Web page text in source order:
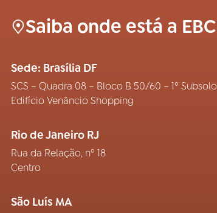
Saiba onde está a EBC
Sede: Brasília DF
SCS – Quadra 08 – Bloco B 50/60 – 1º Subsolo
Edifício Venâncio Shopping
Rio de Janeiro RJ
Rua da Relação, nº 18
Centro
São Luís MA